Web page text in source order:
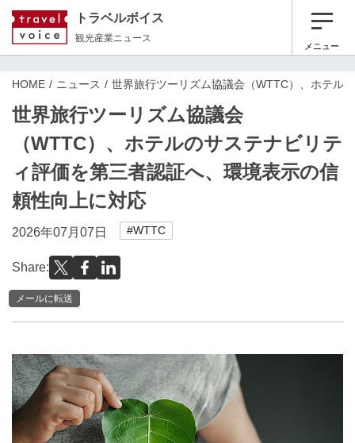
トラベルボイス
観光産業ニュース
メニュー
HOME ニュース 世界旅行ツーリズム協議会（WTTC）、ホテル
世界旅行ツーリズム協議会
（WTTC）、ホテルのサステナビリテ
ィ評価を第三者認証へ、環境表示の信
頼性向上に対応
2026年07月07日 #WTTC
Share:
メールに転送